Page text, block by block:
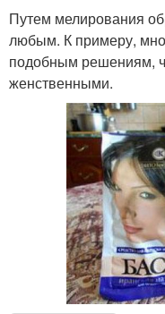
Путем мелирования
любым. К примеру,
подобным решениям,
женственными.